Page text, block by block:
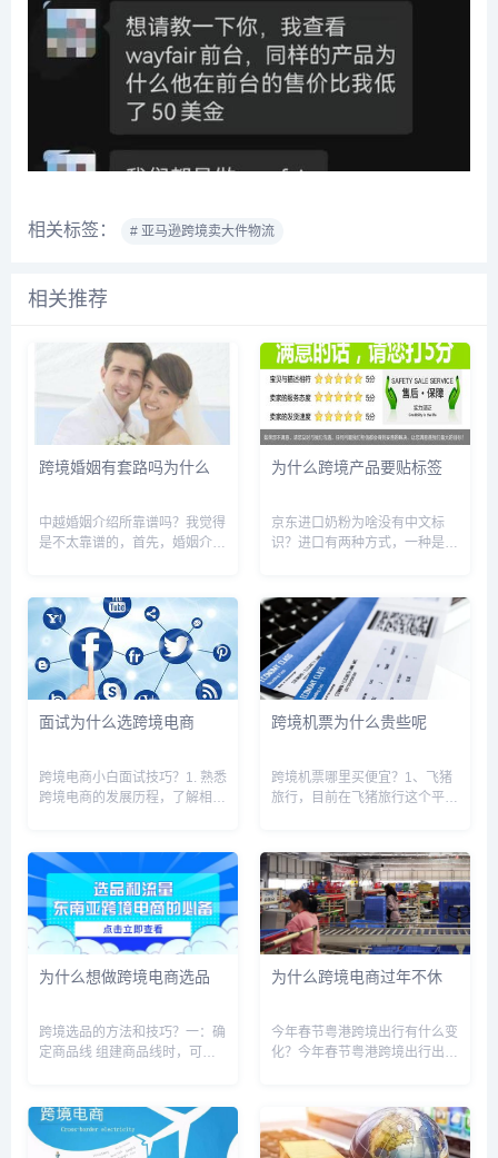
相关标签： # 亚马逊跨境卖大件物流
相关推荐
跨境婚姻有套路吗为什么
中越婚姻介绍所靠谱吗？我觉得
是不太靠谱的，首先，婚姻介绍
防不胜防，所以如果想找对象，
最好还是找熟悉的人介绍，至少
熟人应该不会太坑你，自己在身
边找...
为什么跨境产品要贴标签
京东进口奶粉为啥没有中文标
识？进口有两种方式，一种是一
是不需要加贴中文标签，但是产
品只能在线上销售 京东进口奶
粉没有中文标识，应该就是上诉
的跨境...
面试为什么选跨境电商
跨境电商小白面试技巧？1. 熟悉
跨境电商的发展历程，了解相关
本的市场分析能力和营销策划技
巧；4. 熟悉相关的物流和支付方
式，了解海外仓、...
跨境机票为什么贵些呢
跨境机票哪里买便宜？1、飞猪
旅行，目前在飞猪旅行这个平台
的。另外在飞猪旅行上还会不定
期推出各种特价的飞机票，甚至
有些飞机票价格直接低到两折。
如果...
为什么想做跨境电商选品
跨境选品的方法和技巧？一：确
定商品线 组建商品线时，可以
利润商品，也就是核心商品，其
他是常态商品(补充性SKU ，互
相配合。 1 引流款：是...
为什么跨境电商过年不休
今年春节粤港跨境出行有什么变
化？今年春节粤港跨境出行出现
间，所有从中国内地前往香港的
旅客需要提前14天到达地区才
能入境。同时，需要向香港边